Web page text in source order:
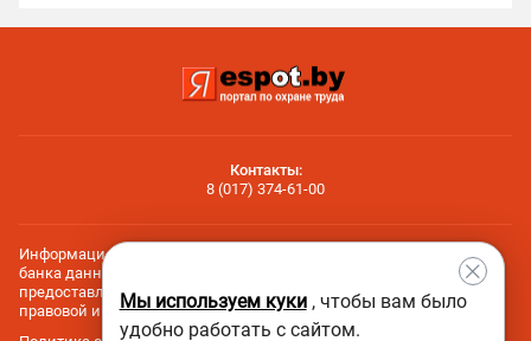
Мы используем куки, чтобы вам было
удобно работать с сайтом.
Контакты:
8 (017) 374-61-00
Информационные и технологическиe составляющие эталонного
банка данных правовой информации Республики Беларусь
предоставлены Национальным центром законодательства и
правовой информации Республики Беларусь.